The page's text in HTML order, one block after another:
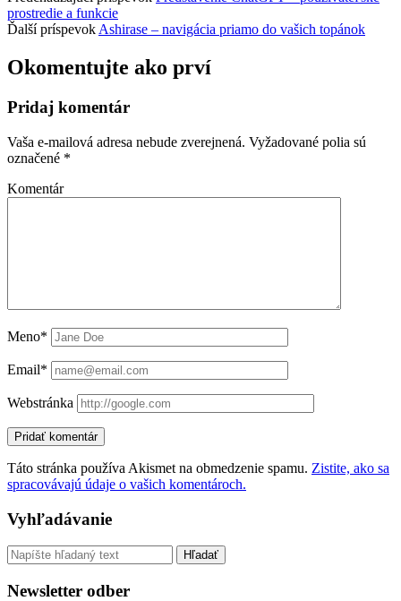
prostredie a funkcie
Ďalší príspevok Ashirase – navigácia priamo do vašich topánok
Okomentujte ako prví
Pridaj komentár
Vaša e-mailová adresa nebude zverejnená. Vyžadované polia sú
označené *
Komentár
Meno*
Email*
Webstránka
Táto stránka používa Akismet na obmedzenie spamu. Zistite, ako sa
spracovávajú údaje o vašich komentároch.
Sidebar
Vyhľadávanie
Vyhľadávanie
Newsletter odber